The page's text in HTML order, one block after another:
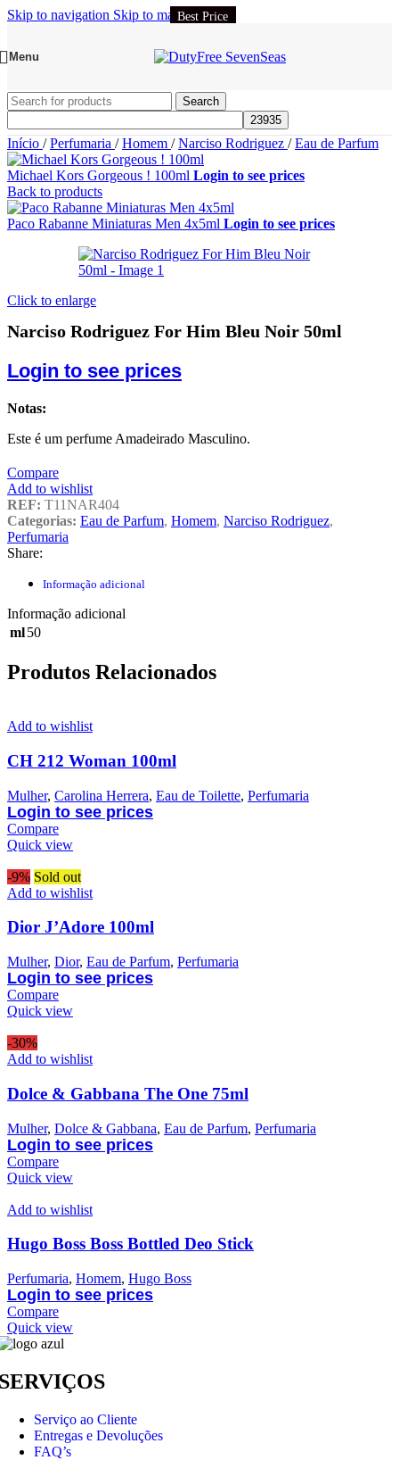
Skip to navigation Skip to main content
Menu
Search
Início / Perfumaria / Homem / Narciso Rodriguez / Eau de Parfum
Michael Kors Gorgeous ! 100ml Login to see prices
Back to products
Paco Rabanne Miniaturas Men 4x5ml Login to see prices
Click to enlarge
Narciso Rodriguez For Him Bleu Noir 50ml
Login to see prices
Notas:
Este é um perfume Amadeirado Masculino.
Compare
Add to wishlist
REF: T11NAR404
Categorias: Eau de Parfum, Homem, Narciso Rodriguez,
Perfumaria
Share:
Informação adicional
Informação adicional
ml50
Produtos Relacionados
Add to wishlist
CH 212 Woman 100ml
Mulher, Carolina Herrera, Eau de Toilette, Perfumaria
Login to see prices
Compare
Quick view
Best Price
-9% Sold out
Add to wishlist
Dior J’Adore 100ml
Mulher, Dior, Eau de Parfum, Perfumaria
Login to see prices
Compare
Quick view
-30%
Add to wishlist
Dolce & Gabbana The One 75ml
Mulher, Dolce & Gabbana, Eau de Parfum, Perfumaria
Login to see prices
Compare
Quick view
Add to wishlist
Hugo Boss Boss Bottled Deo Stick
Perfumaria, Homem, Hugo Boss
Login to see prices
Compare
Quick view
Serviço ao Cliente
Entregas e Devoluções
FAQ’s